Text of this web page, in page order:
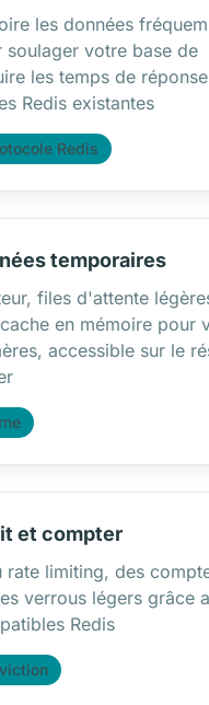
les données
soulager votre base de
les temps de
Redis existantes
Redis
temporaires
files d'attente
en mémoire pour
accessible sur le
et compter
rate limiting, des
verrous légers grâce
Redis